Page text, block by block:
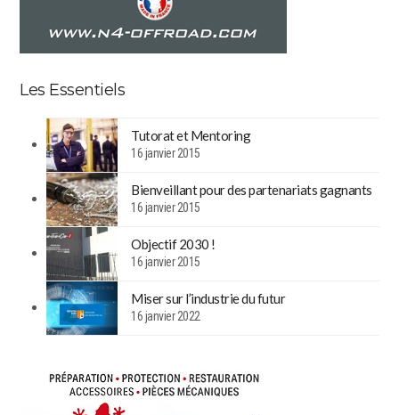
Les Essentiels
Tutorat et Mentoring
16 janvier 2015
Bienveillant pour des partenariats gagnants
16 janvier 2015
Objectif 2030 !
16 janvier 2015
Miser sur l’industrie du futur
16 janvier 2022